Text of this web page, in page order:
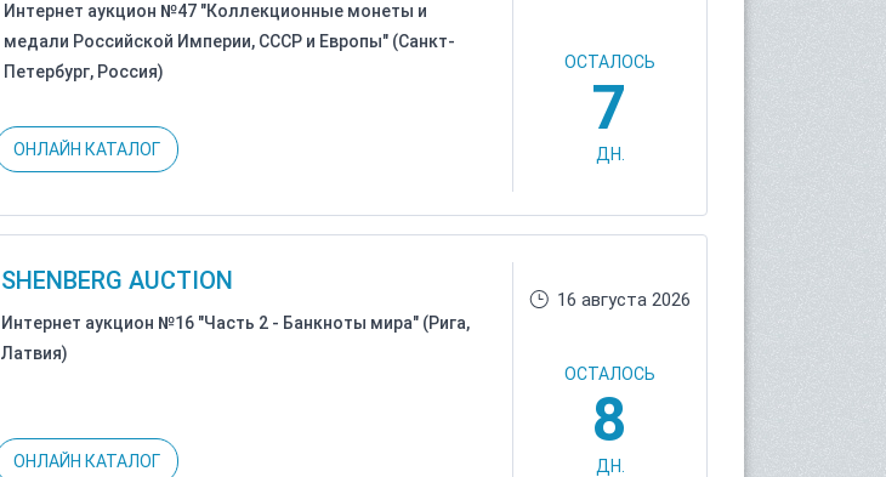
Интернет аукцион №47 "Коллекционные монеты и
медали Российской Империи, СССР и Европы" (Санкт-
Петербург, Россия)
ОНЛАЙН КАТАЛОГ
ОСТАЛОСЬ
7
ДН.
SHENBERG AUCTION
Интернет аукцион №16 "Часть 2 - Банкноты мира" (Рига,
Латвия)
ОНЛАЙН КАТАЛОГ
16 августа 2026
ОСТАЛОСЬ
8
ДН.